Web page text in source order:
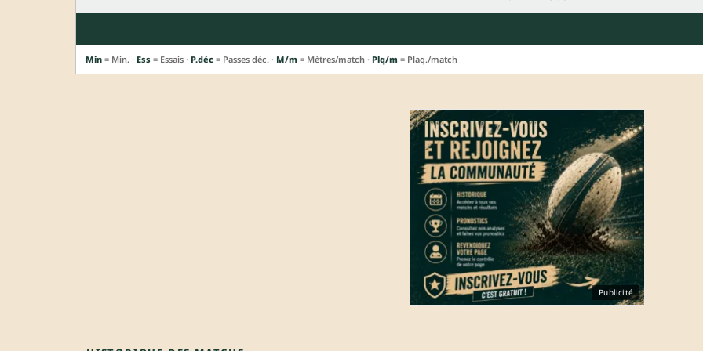
Min = Min. · Ess = Essais · P.déc = Passes déc. · M/m = Mètres/match · Plq/m = Plaq./match
Publicité